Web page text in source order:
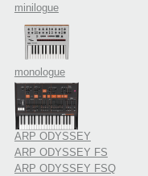
minilogue
monologue
ARP ODYSSEY
ARP ODYSSEY FS
ARP ODYSSEY FSQ